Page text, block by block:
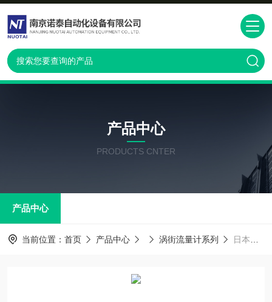
产品中心
PRODUCTS CNTER
产品中心
当前位置： 首页 产品中心 涡街流量计系列 日本横河DY025夹持式涡街流量计